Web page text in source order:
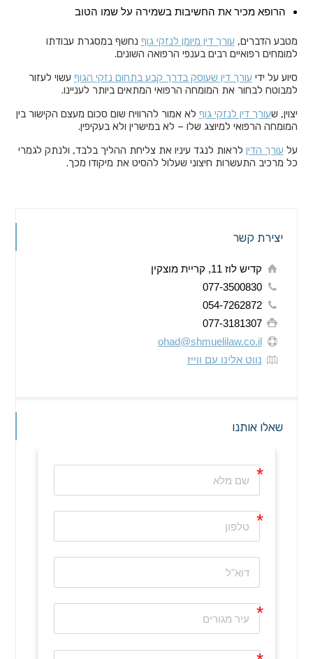
הרופא מכיר את החשיבות בשמירה על שמו הטוב
מטבע הדברים, עורך דין מיומן לנזקי גוף נחשף במסגרת עבודתו
למומחים רפואיים רבים בענפי הרפואה השונים.
סיוע על ידי עורך דין שעוסק בדרך קבע בתחום נזקי הגוף עשוי לעזור
למבוטח לבחור את המומחה הרפואי המתאים ביותר לעניינו.
יצוין, שעורך דין לנזקי גוף לא אמור להרוויח שום סכום מעצם הקישור בין
המומחה הרפואי למיוצג שלו – לא במישרין ולא בעקיפין.
על עורך הדין לראות לנגד עיניו את צליחת ההליך בלבד, ולנתק לגמרי
כל מרכיב התעשרות חיצוני שעלול להסיט את מיקודו מכך.
יצירת קשר
קדיש לוז 11, קריית מוצקין
077-3500830
054-7262872
077-3181307
ohad@shmuelilaw.co.il
נווט אלינו עם ווייז
שאלו אותנו